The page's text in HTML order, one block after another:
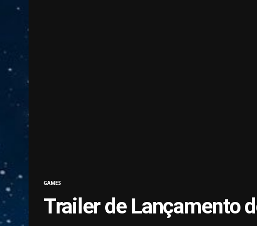
GAMES
Trailer de Lançamento